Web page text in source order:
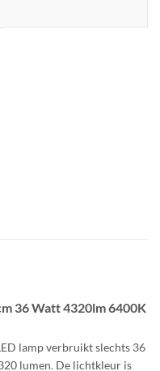
36 Watt 4320lm 6400K
lamp verbruikt slechts 36
lumen. De lichtkleur is